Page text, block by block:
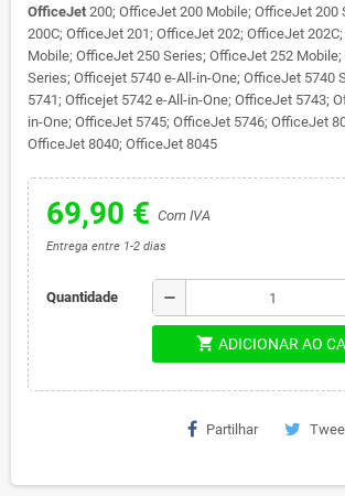
OfficeJet 200; OfficeJet 200 Mobile; OfficeJet 200
200C; OfficeJet 201; OfficeJet 202; OfficeJet
Mobile; OfficeJet 250 Series; OfficeJet 252
Series; Officejet 5740 e-All-in-One; OfficeJet 5740
5741; Officejet 5742 e-All-in-One; OfficeJet 5743;
in-One; OfficeJet 5745; OfficeJet 5746; OfficeJet
OfficeJet 8040; OfficeJet 8045
69,90 € Com IVA
Entrega entre 1-2 dias
Quantidade remove
shopping_cart ADICIONAR AO
Partilhar